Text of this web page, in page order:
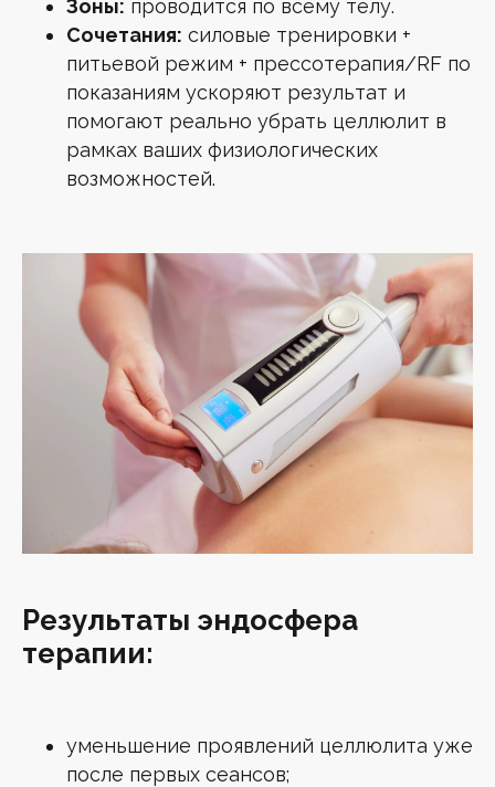
Зоны: проводится по всему телу.
Сочетания: силовые тренировки +
питьевой режим + прессотерапия/RF по
показаниям ускоряют результат и
помогают реально убрать целлюлит в
рамках ваших физиологических
возможностей.
Результаты эндосфера
терапии:
уменьшение проявлений целлюлита уже
после первых сеансов;